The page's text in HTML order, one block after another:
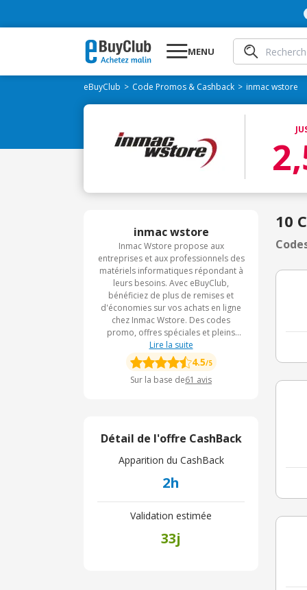
MENU
eBuyClub Code Promos & Cashback inmac wstore
inmac wstore
Inmac Wstore propose aux
entreprises et aux professionnels des
matériels informatiques répondant à
leurs besoins. Avec eBuyClub,
bénéficiez de plus de remises et
d'économies sur vos achats en ligne
chez Inmac Wstore. Des codes
promo, offres spéciales et pleins
d'autres avantages sont à votre
disposition. Sans oublier le CashBack
eBuyClub pour pouvoir bénéficier
d'un remboursement sur une partie
Lire la suite
4.5/5
Sur la base de61 avis
Détail de l'offre CashBack
Apparition du CashBack
2h
Validation estimée
33j
10